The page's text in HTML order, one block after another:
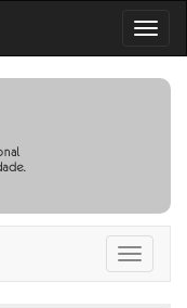
Toggle